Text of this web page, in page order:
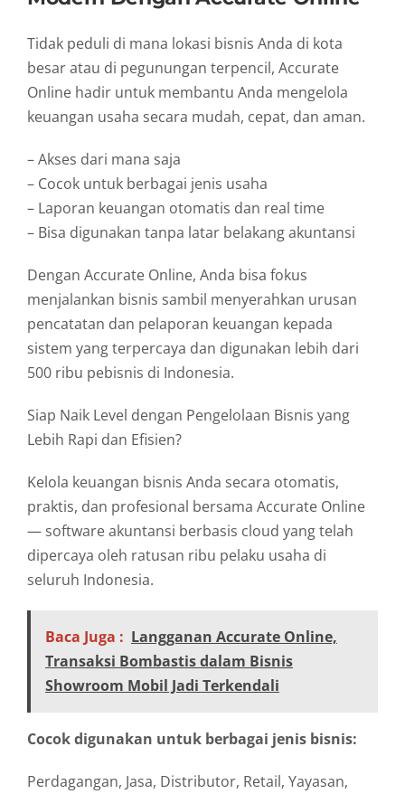
Tidak peduli di mana lokasi bisnis Anda di kota
besar atau di pegunungan terpencil, Accurate
Online hadir untuk membantu Anda mengelola
keuangan usaha secara mudah, cepat, dan aman.
– Akses dari mana saja
– Cocok untuk berbagai jenis usaha
– Laporan keuangan otomatis dan real time
– Bisa digunakan tanpa latar belakang akuntansi
Dengan Accurate Online, Anda bisa fokus
menjalankan bisnis sambil menyerahkan urusan
pencatatan dan pelaporan keuangan kepada
sistem yang terpercaya dan digunakan lebih dari
500 ribu pebisnis di Indonesia.
Siap Naik Level dengan Pengelolaan Bisnis yang
Lebih Rapi dan Efisien?
Kelola keuangan bisnis Anda secara otomatis,
praktis, dan profesional bersama Accurate Online
— software akuntansi berbasis cloud yang telah
dipercaya oleh ratusan ribu pelaku usaha di
seluruh Indonesia.
Baca Juga : Langganan Accurate Online,
Transaksi Bombastis dalam Bisnis
Showroom Mobil Jadi Terkendali
Cocok digunakan untuk berbagai jenis bisnis:
Perdagangan, Jasa, Distributor, Retail, Yayasan,